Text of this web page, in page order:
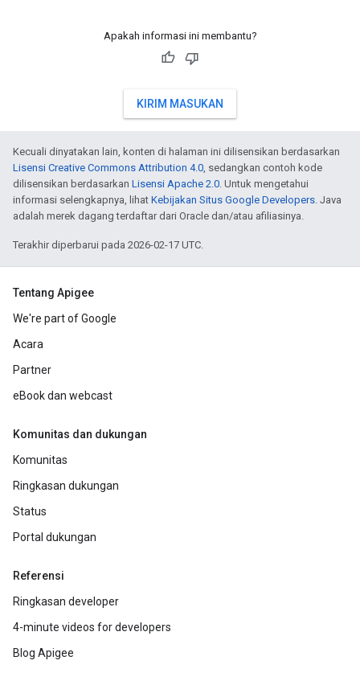
Apakah informasi ini membantu?
KIRIM MASUKAN
Kecuali dinyatakan lain, konten di halaman ini dilisensikan berdasarkan
Lisensi Creative Commons Attribution 4.0, sedangkan contoh kode
dilisensikan berdasarkan Lisensi Apache 2.0. Untuk mengetahui
informasi selengkapnya, lihat Kebijakan Situs Google Developers. Java
adalah merek dagang terdaftar dari Oracle dan/atau afiliasinya.
Terakhir diperbarui pada 2026-02-17 UTC.
Tentang Apigee
We're part of Google
Acara
Partner
eBook dan webcast
Komunitas dan dukungan
Komunitas
Ringkasan dukungan
Status
Portal dukungan
Referensi
Ringkasan developer
4-minute videos for developers
Blog Apigee